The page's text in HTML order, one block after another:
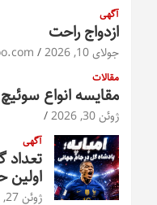
آگهی
ازدواج راحت
جولای 10, 2026
مقالات
مقایسه انواع
ژوئن 30, 2026
آگهی
تعداد
ژوئن 27, 2026